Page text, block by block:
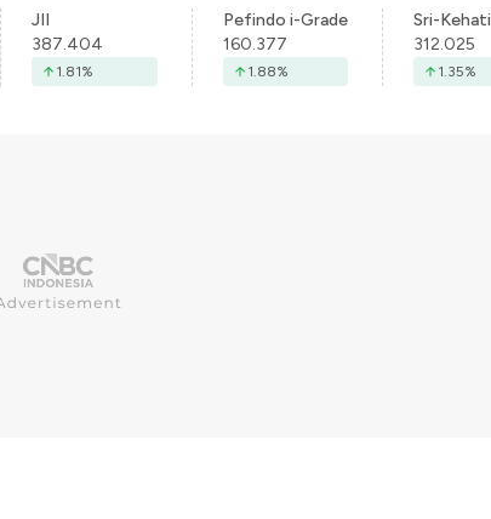
JII
387.404
1.81%
Pefindo i-Grade
160.377
1.88%
Sri-Kehati
312.025
1.35%